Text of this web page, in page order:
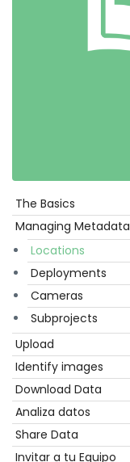
Empezar
The Basics
Managing Metadata
Locations
Deployments
Cameras
Subprojects
Upload
Identify images
Download Data
Analiza datos
Share Data
Invitar a tu Equipo